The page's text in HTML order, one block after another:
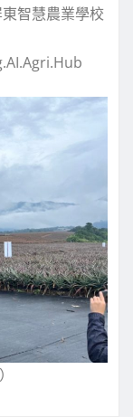
智慧農業學校